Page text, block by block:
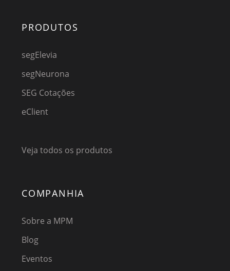
PRODUTOS
segElevia
segNeurona
SEG Cotações
eClient
Veja todos os produtos
COMPANHIA
Sobre a MPM
Blog
Eventos